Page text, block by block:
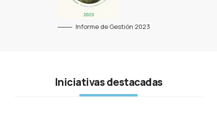
Informe de Gestión 2023
Iniciativas destacadas